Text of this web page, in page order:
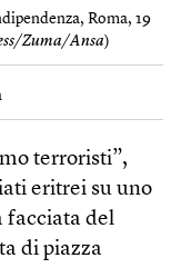
Roma, 19
Zuma/Ansa)
terroristi”,
eritrei su uno
facciata del
di piazza